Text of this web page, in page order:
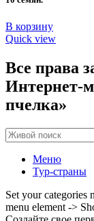
В корзину
Quick view
Все права
Интернет-
пчелка»
Меню
Тур-страны
Set your
menu element ->